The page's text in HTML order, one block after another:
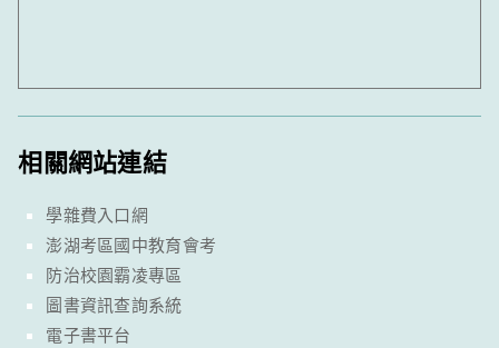
相關網站連結
學雜費入口網
澎湖考區國中教育會考
防治校園霸凌專區
圖書資訊查詢系統
電子書平台